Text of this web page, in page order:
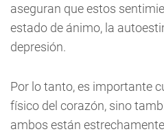
aseguran que estos
estado de ánimo, la
depresión.
Por lo tanto, es importante
físico del corazón, sino
ambos están